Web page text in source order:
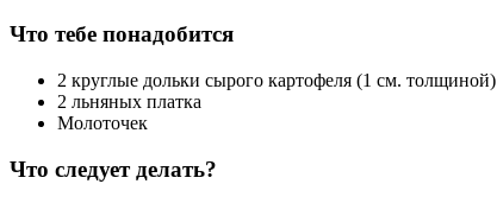
Что тебе понадобится
2 круглые дольки сырого картофеля (1 см. толщиной)
2 льняных платка
Молоточек
Что следует делать?